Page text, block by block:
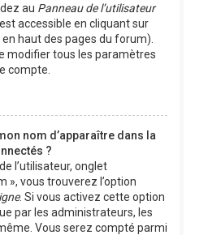
au Panneau de l’utilisateur
accessible en cliquant sur
haut des pages du forum).
modifier tous les paramètres
compte.
nom d’apparaître dans la
?
l’utilisateur, onglet
», vous trouverez l’option
. Si vous activez cette option
par les administrateurs, les
Vous serez compté parmi